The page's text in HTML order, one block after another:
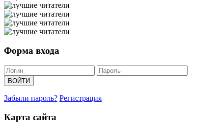
Форма входа
Забыли пароль? Регистрация
Карта сайта